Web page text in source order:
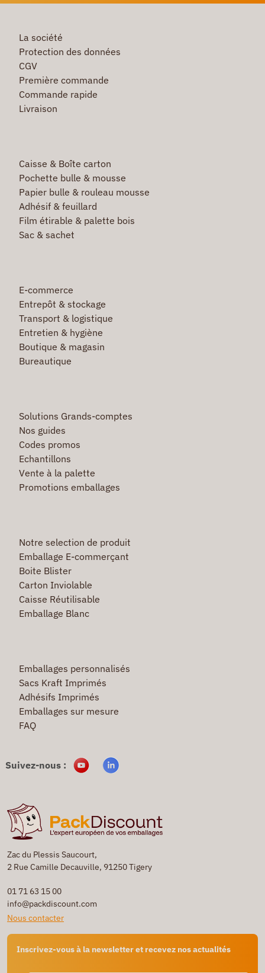
Zac du Plessis Saucourt,
2 Rue Camille Decauville, 91250 Tigery
01 71 63 15 00
info@packdiscount.com
Nous contacter
Inscrivez-vous à la newsletter et recevez nos actualités
La société
Protection des données
CGV
Première commande
Commande rapide
Livraison
Caisse & Boîte carton
Pochette bulle & mousse
Papier bulle & rouleau mousse
Adhésif & feuillard
Film étirable & palette bois
Sac & sachet
E-commerce
Entrepôt & stockage
Transport & logistique
Entretien & hygiène
Boutique & magasin
Bureautique
Solutions Grands-comptes
Nos guides
Codes promos
Echantillons
Vente à la palette
Promotions emballages
Notre selection de produit
Emballage E-commerçant
Boite Blister
Carton Inviolable
Caisse Réutilisable
Emballage Blanc
Emballages personnalisés
Sacs Kraft Imprimés
Adhésifs Imprimés
Emballages sur mesure
FAQ
Suivez-nous :